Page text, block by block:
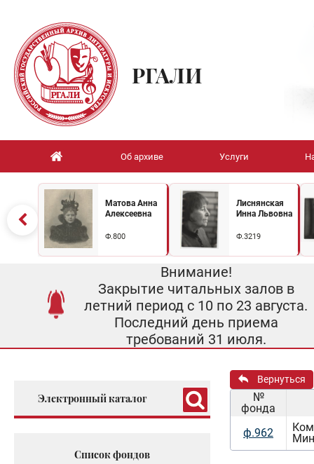
РГАЛИ
Об архиве Услуги
Матова Анна
Алексеевна
Ф.800
Лиснянская
Инна Львовна
Ф.3219
Внимание!
Закрытие читальных залов в
летний период с 10 по 23 августа.
Последний день приема
требований 31 июля.
Электронный каталог
Список фондов
Вернуться
№
фонда
ф.962